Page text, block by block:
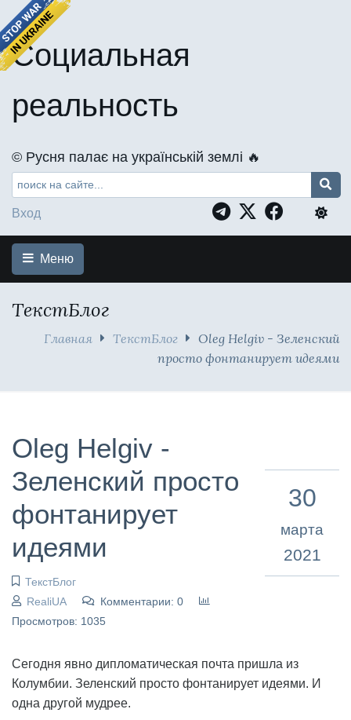
Социальная
реальность
©️ Русня палає на українській землі 🔥
Вход
Меню
ТекстБлог
Главная ТекстБлог
Oleg Helgiv - Зеленский
просто фонтанирует идеями
Oleg Helgiv -
Зеленский просто
фонтанирует
идеями
ТекстБлог
RealiUA
Комментарии: 0
Просмотров: 1035
30
марта
2021
Сегодня явно дипломатическая почта пришла из
Колумбии. Зеленский просто фонтанирует идеями. И
одна другой мудрее.